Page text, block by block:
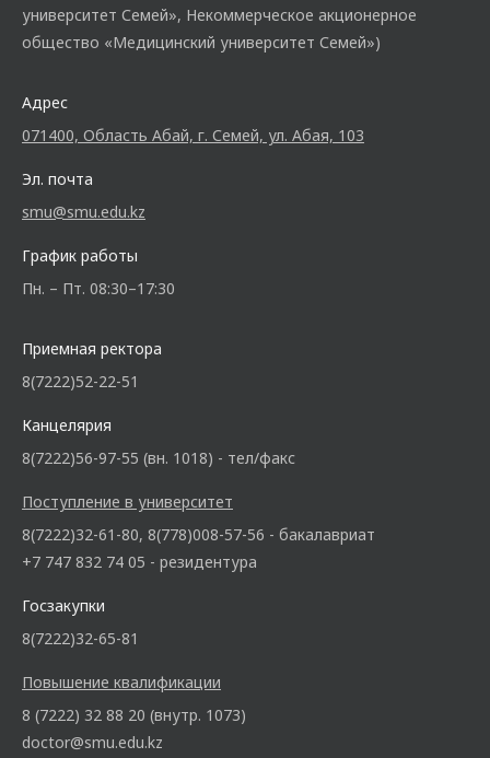
университет Семей», Некоммерческое акционерное
общество «Медицинский университет Семей»)
Адрес
071400, Область Абай, г. Семей, ул. Абая, 103
Эл. почта
smu@smu.edu.kz
График работы
Пн. – Пт. 08:30–17:30
Приемная ректора
8(7222)52-22-51
Канцелярия
8(7222)56-97-55 (вн. 1018) - тел/факс
Поступление в университет
8(7222)32-61-80, 8(778)008-57-56 - бакалавриат
+7 747 832 74 05 - резидентура
Госзакупки
8(7222)32-65-81
Повышение квалификации
8 (7222) 32 88 20 (внутр. 1073)
doctor@smu.edu.kz